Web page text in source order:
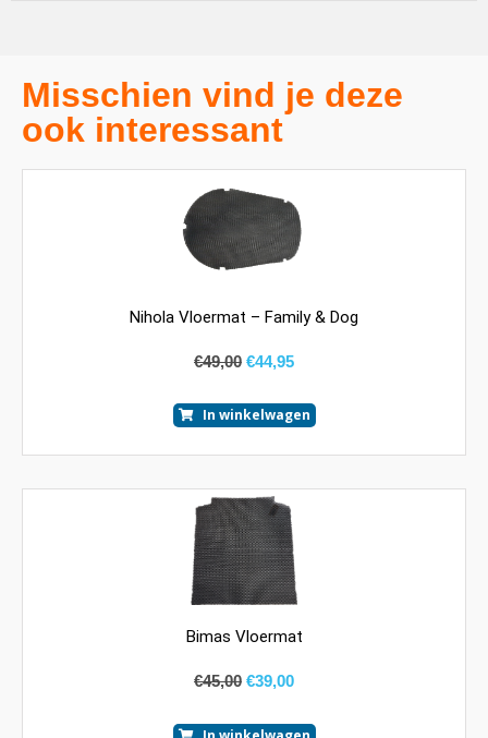
Misschien vind je deze
ook interessant
Nihola Vloermat – Family & Dog
€49,00 €44,95
In winkelwagen
Bimas Vloermat
€45,00 €39,00